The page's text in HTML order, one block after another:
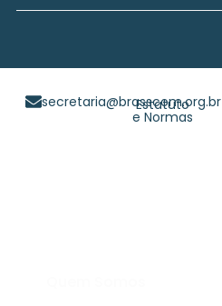
secretaria@brasscom.org.br
Estatuto
e Normas